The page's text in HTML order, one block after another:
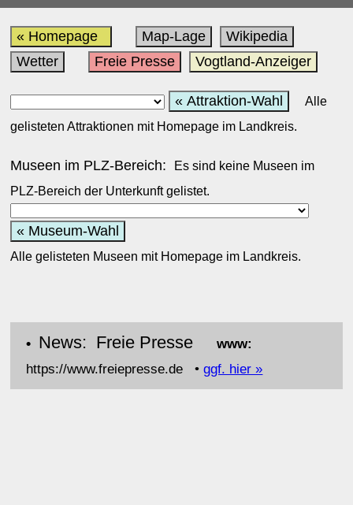
« Homepage Map-Lage
Wikipedia
Wetter
Freie Presse Vogtland-Anzeiger
« Attraktion-Wahl
Alle
gelisteten Attraktionen mit Homepage im Landkreis.
Museen im PLZ-Bereich: Es sind keine Museen im
PLZ-Bereich der Unterkunft gelistet.
« Museum-Wahl
Alle gelisteten Museen mit Homepage im Landkreis.
• News: Freie Pressewww:
https://www.freiepresse.de •ggf. hier »